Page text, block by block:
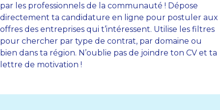
par les professionnels de la communauté ! Dépose
directement ta candidature en ligne pour postuler aux
offres des entreprises qui t’intéressent. Utilise les filtres
pour chercher par type de contrat, par domaine ou
bien dans ta région. N’oublie pas de joindre ton CV et ta
lettre de motivation !